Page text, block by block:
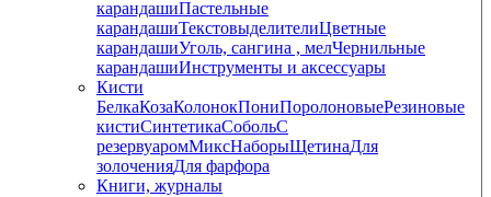
карандашиПастельные
карандашиТекстовыделителиЦветные
карандашиУголь, сангина , мелЧернильные
карандашиИнструменты и аксессуары
Кисти
БелкаКозаКолонокПониПоролоновыеРезиновые
кистиСинтетикаСобольС
резервуаромМиксНаборыЩетинаДля
золоченияДля фарфора
Книги, журналы